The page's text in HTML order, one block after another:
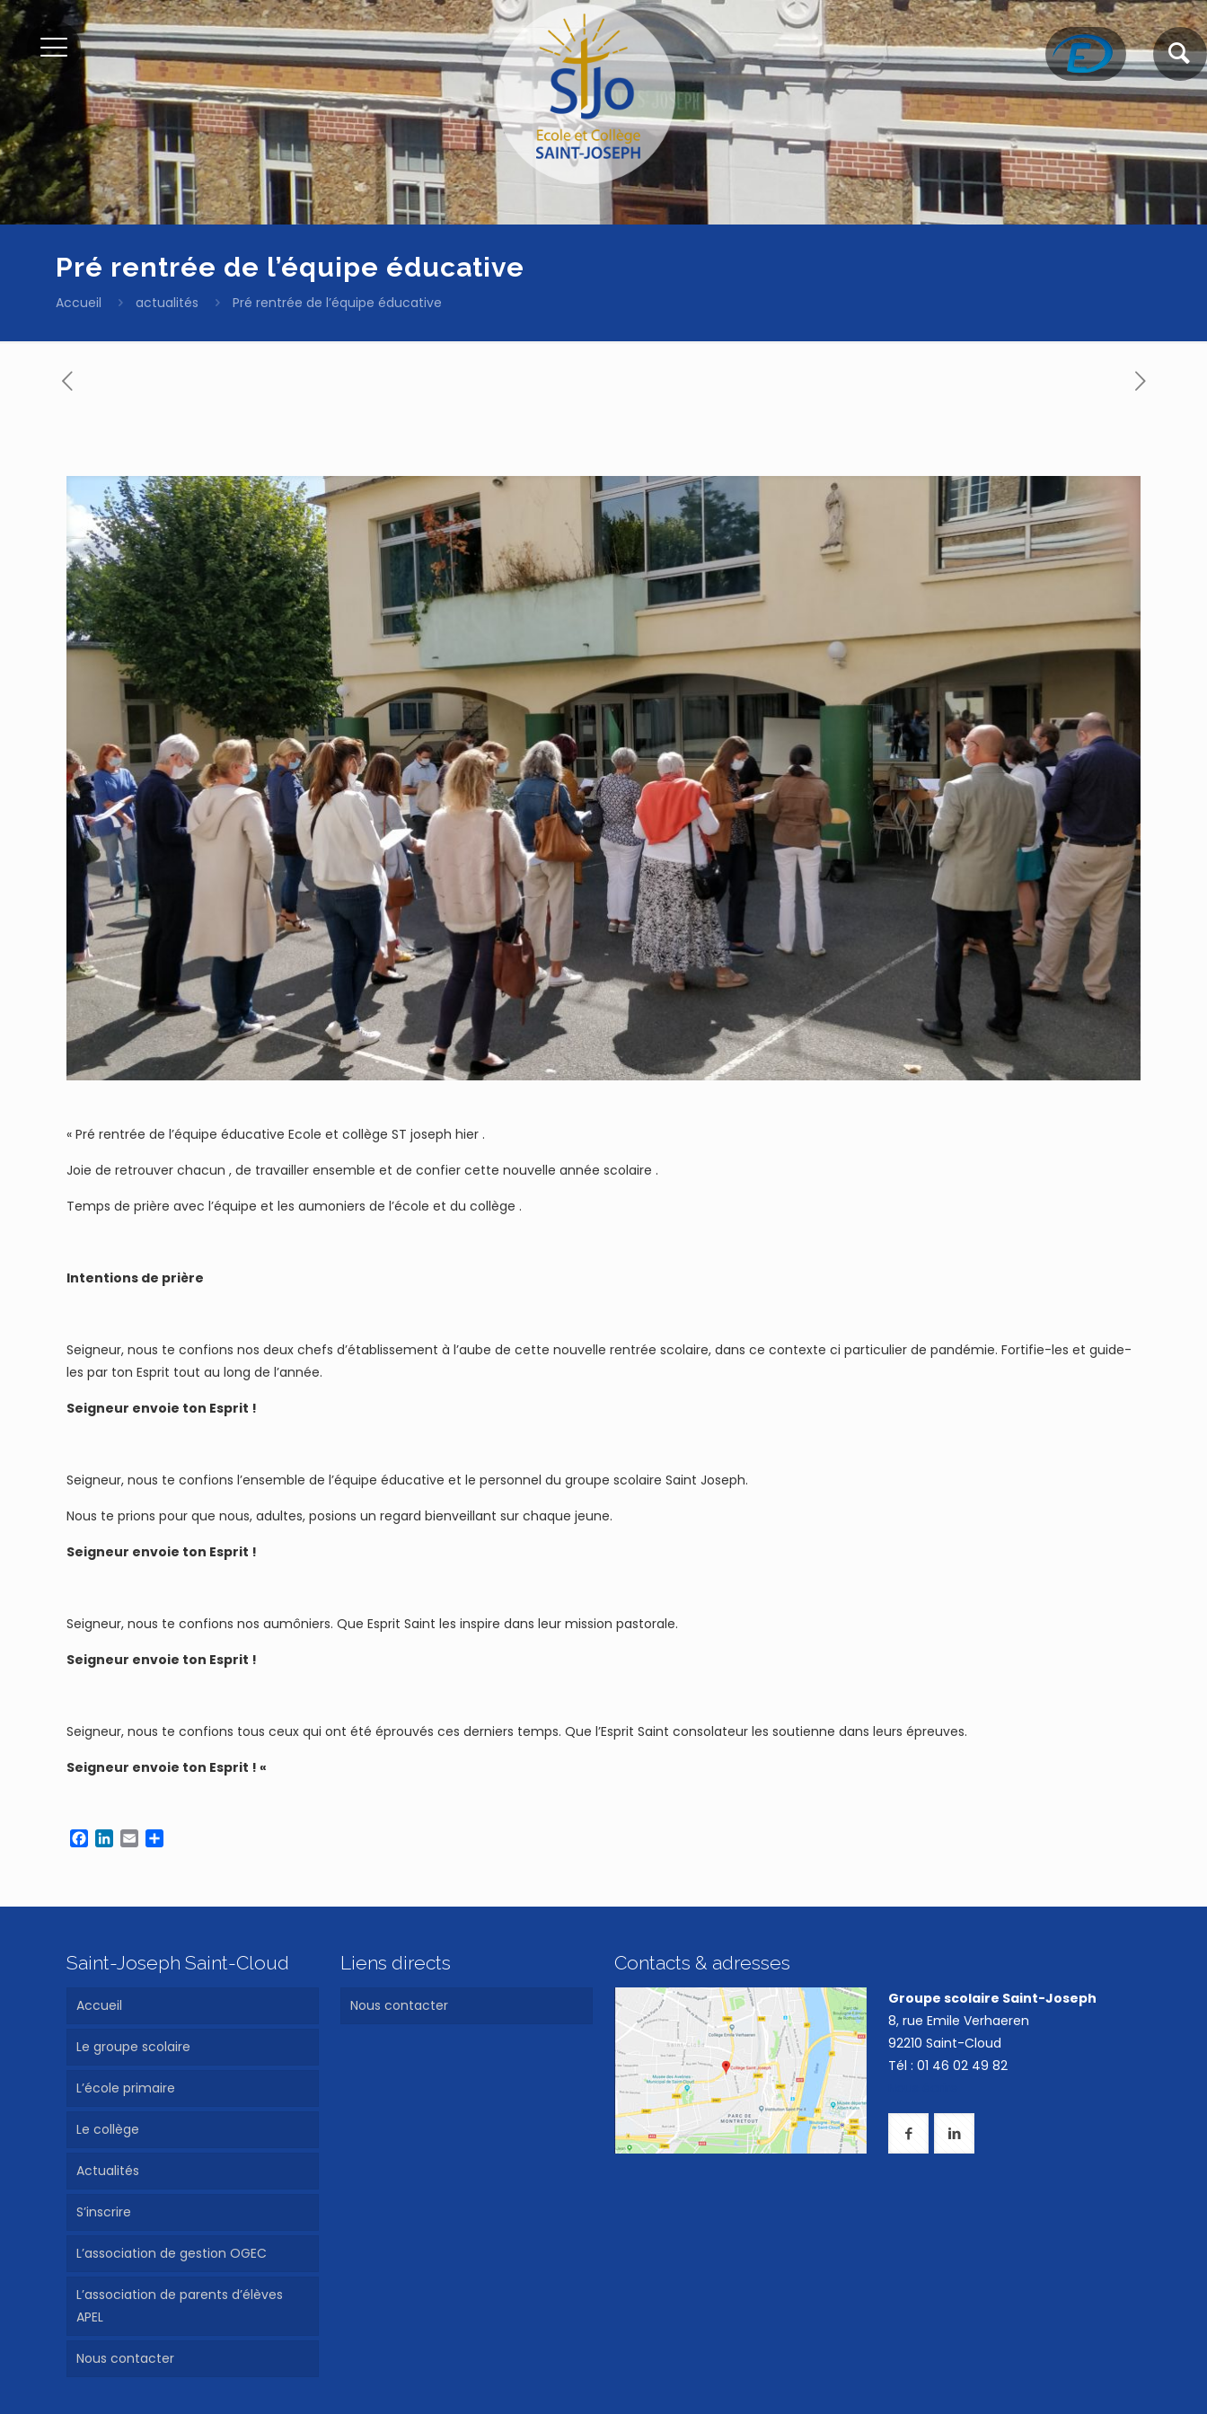
Pré rentrée de l’équipe éducative
Accueil actualités Pré rentrée de l’équipe éducative
« Pré rentrée de l’équipe éducative Ecole et collège ST joseph hier .
Joie de retrouver chacun , de travailler ensemble et de confier cette nouvelle année scolaire .
Temps de prière avec l’équipe et les aumoniers de l’école et du collège .
Intentions de prière
Seigneur, nous te confions nos deux chefs d’établissement à l’aube de cette nouvelle rentrée scolaire, dans ce contexte ci particulier de pandémie. Fortifie-les et guide-
les par ton Esprit tout au long de l’année.
Seigneur envoie ton Esprit !
Seigneur, nous te confions l’ensemble de l’équipe éducative et le personnel du groupe scolaire Saint Joseph.
Nous te prions pour que nous, adultes, posions un regard bienveillant sur chaque jeune.
Seigneur envoie ton Esprit !
Seigneur, nous te confions nos aumôniers. Que Esprit Saint les inspire dans leur mission pastorale.
Seigneur envoie ton Esprit !
Seigneur, nous te confions tous ceux qui ont été éprouvés ces derniers temps. Que l’Esprit Saint consolateur les soutienne dans leurs épreuves.
Seigneur envoie ton Esprit ! «
Facebook
LinkedIn
Email
Saint-Joseph Saint-Cloud
Accueil
Le groupe scolaire
L’école primaire
Le collège
Actualités
S’inscrire
L’association de gestion OGEC
L’association de parents d’élèves
APEL
Nous contacter
Liens directs
Nous contacter
Contacts & adresses
Groupe scolaire Saint-Joseph
8, rue Emile Verhaeren
92210 Saint-Cloud
Tél : 01 46 02 49 82